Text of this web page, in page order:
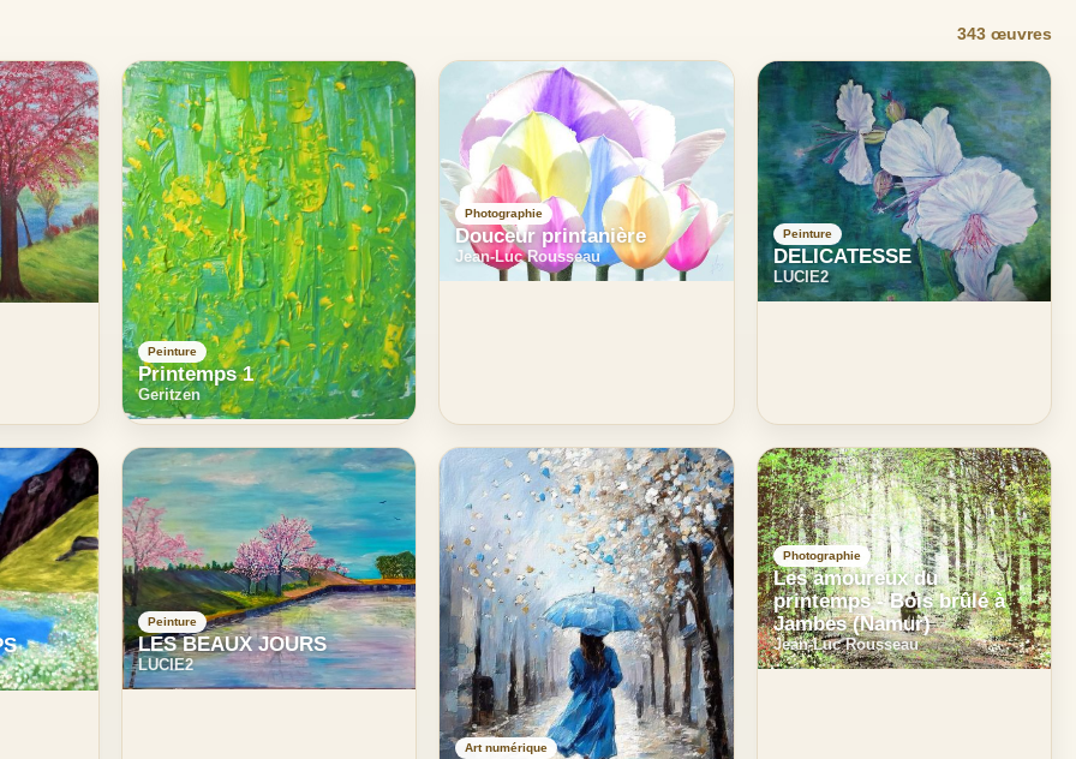
343 œuvres
Peinture
Printemps 1
Geritzen
Photographie
Douceur printanière
Jean-Luc Rousseau
Peinture
DELICATESSE
LUCIE2
Peinture
LES BEAUX JOURS
LUCIE2
Art numérique
Photographie
Les amoureux du
printemps - Bois brûlé à
Jambes (Namur)
Jean-Luc Rousseau